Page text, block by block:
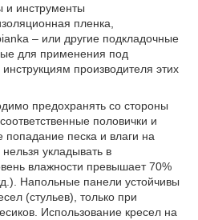
и инструменты
пленка,
– или другие подкладочные
для применения под
производителя этих
предохранять со стороны
половички и
песка и влаги на
укладывать в
влажности превышает 70%
Напольные панели устойчивы
(стульев), только при
Использование кресел на